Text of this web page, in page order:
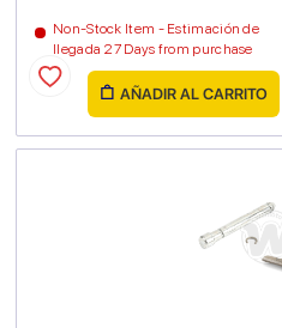
Non-Stock Item - Estimación de
llegada 27 Days from purchase
AÑADIR AL CARRITO